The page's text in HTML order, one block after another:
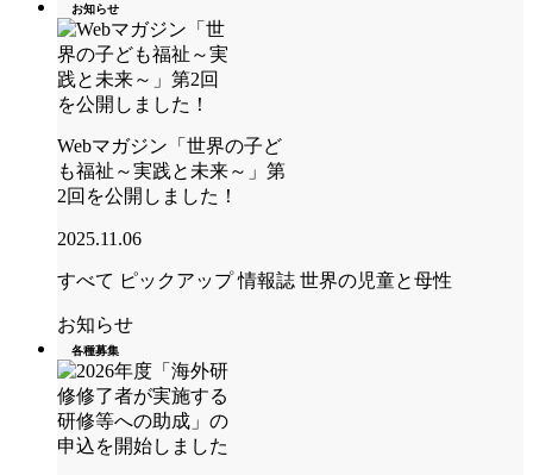
お知らせ
Webマガジン「世界の子ど
も福祉～実践と未来～」第
2回を公開しました！
2025.11.06
すべて ピックアップ 情報誌 世界の児童と母性
お知らせ
各種募集